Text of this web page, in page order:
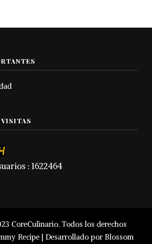
VISITAS
: 1622464
CoreCulinario. Todos los derechos
Recipe | Desarrollado por Blossom